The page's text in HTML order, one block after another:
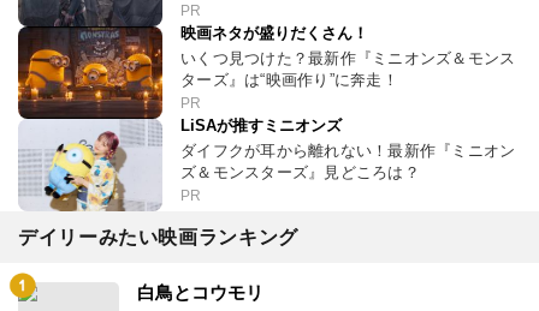
PR
映画ネタが盛りだくさん！
いくつ見つけた？最新作『ミニオンズ＆モンス
ターズ』は“映画作り”に奔走！
PR
LiSAが推すミニオンズ
ダイフクが耳から離れない！最新作『ミニオン
ズ＆モンスターズ』見どころは？
PR
デイリーみたい映画ランキング
白鳥とコウモリ